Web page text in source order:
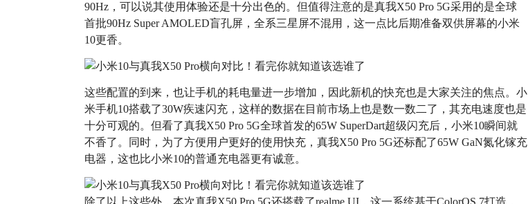
90Hz，可以说其使用体验还是十分出色的。但值得注意的是真我X50 Pro 5G采用的是全球
首批90Hz Super AMOLED盲孔屏，全系三星屏不混用，这一点比后期准备双供屏幕的小米
10更香。
这些配置的到来，也让手机的耗电量进一步增加，因此新机的快充也是大家关注的焦点。小
米手机10搭载了30W疾速闪充，这样的数据在目前市场上也是数一数二了，其充电速度也是
十分可观的。但看了真我X50 Pro 5G全球首发的65W SuperDart超级闪充后，小米10瞬间就
不香了。同时，为了方便用户更好的使用快充，真我X50 Pro 5G还标配了65W GaN氮化镓充
电器，这也比小米10的普通充电器更有诚意。
除了以上这些外，本次真我X50 Pro 5G还搭载了realme UI，这一系统基于ColorOS 7打造，